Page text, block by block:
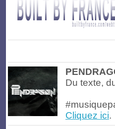
Du texte,
Cliquez ici.